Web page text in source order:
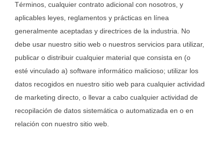
Términos, cualquier contrato adicional con nosotros, y
aplicables leyes, reglamentos y prácticas en línea
generalmente aceptadas y directrices de la industria. No
debe usar nuestro sitio web o nuestros servicios para utilizar,
publicar o distribuir cualquier material que consista en (o
esté vinculado a) software informático malicioso; utilizar los
datos recogidos en nuestro sitio web para cualquier actividad
de marketing directo, o llevar a cabo cualquier actividad de
recopilación de datos sistemática o automatizada en o en
relación con nuestro sitio web.